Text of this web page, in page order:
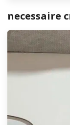
necessaire